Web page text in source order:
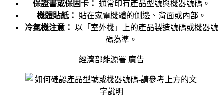
保證書或保固卡： 通常印有產品型號與機器號碼。
機體貼紙：
貼在家電機體的側邊、背面或內部。
冷氣機注意： 以「室外機」上的產品製造號碼或機器號
碼為準。
經濟部能源署 廣告